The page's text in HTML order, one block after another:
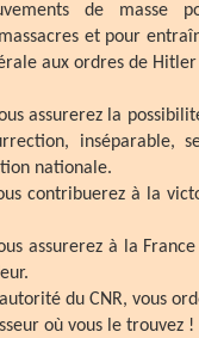
de masse
et pour
aux ordres de
assurerez la
inséparable,
nationale.
contribuerez à la
assurerez à la
du CNR, vous
où vous le trouvez !